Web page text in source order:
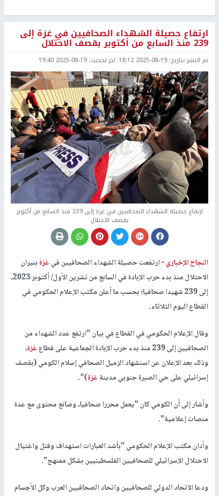
ارتفاع حصيلة الشهداء الصحافيين في غزة إلى
239 منذ السابع من أكتوبر بقصف الاحتلال
تم النشر بتاريخ: 2025-08-19 18:12 اخر تحديث: 2025-08-19 19:40
ارتفاع حصيلة الشهداء الصحافيين في غزة إلى 239 منذ السابع من أكتوبر
بقصف الاحتلال
النجاح الإخباري -ارتفعت حصيلة الشهداء الصحافيين فيغزةبنيران
الاحتلال منذ بدء حرب الإبادة في السابع من تشرين الأول/ أكتوبر 2023،
إلى 239 شهيدا صحافيا؛ بحسب ما أعلن مكتب الإعلام الحكومي في
القطاع اليوم الثلاثاء.
وقال الإعلام الحكومي في القطاع في بيان "ارتفع عدد الشهداء من
الصحافيين إلى 239 منذ بدء حرب الإبادة الجماعية على قطاع
غزة،
وذلك بعد الإعلان عن استشهاد الزميل الصحافي إسلام الكومي (بقصف
إسرائيلي على حي الصبرة جنوبي مدينةغزة)".
وأشار إلى أن الكومي كان "يعمل محررا صحافيا، وصانع محتوى مع عدة
منصات إعلامية".
وأدان مكتب الإعلام الحكومي "بأشد العبارات استهداف وقتل واغتيال
الاحتلال الإسرائيلي للصحافيين الفلسطينيين بشكل ممنهج".
ودعا الاتحاد الدولي للصحافيين واتحاد الصحافيين العرب وكل الأجسام